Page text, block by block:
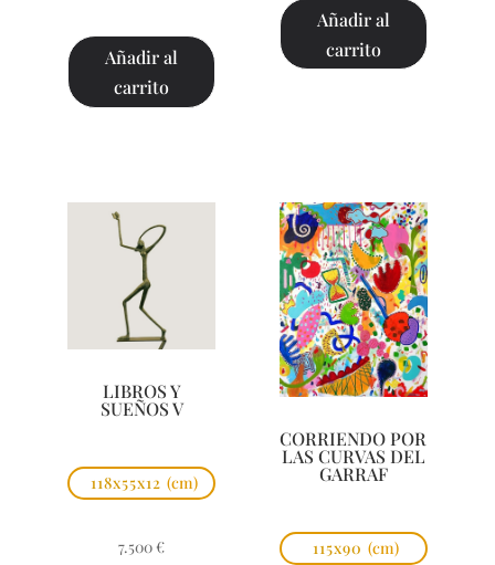
Añadir al
carrito
Añadir al
carrito
LIBROS Y
SUEÑOS V
118x55x12 (cm)
7.500 €
CORRIENDO POR
LAS CURVAS DEL
GARRAF
115x90 (cm)